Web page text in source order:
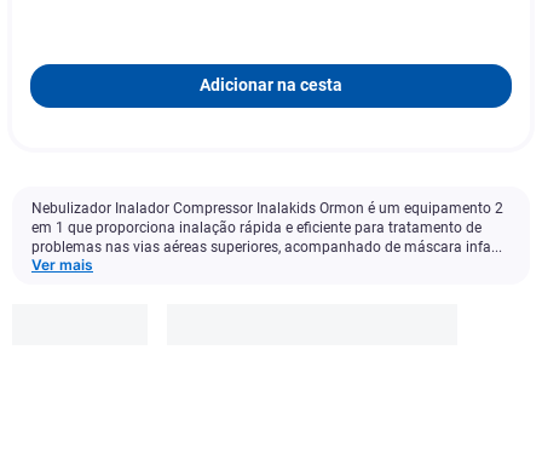
Adicionar na cesta
Nebulizador Inalador Compressor Inalakids Ormon é um equipamento 2
em 1 que proporciona inalação rápida e eficiente para tratamento de
problemas nas vias aéreas superiores, acompanhado de máscara infa...
Ver mais